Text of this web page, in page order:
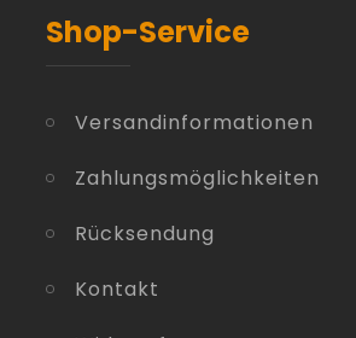
Shop-Service
Versandinformationen
Zahlungsmöglichkeiten
Rücksendung
Kontakt